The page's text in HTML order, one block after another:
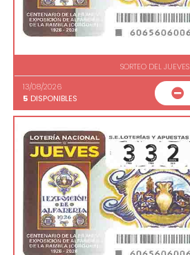
SORTEO DEL JUEVES
13/08/2026
5 DISPONIBLES